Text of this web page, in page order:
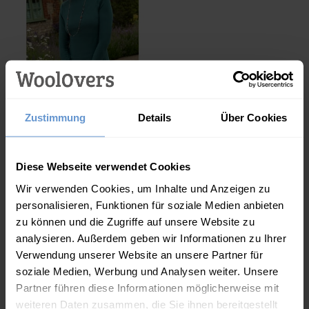
Zustimmung Details Über Cookies
Diese Webseite verwendet Cookies
Wir verwenden Cookies, um Inhalte und Anzeigen zu
personalisieren, Funktionen für soziale Medien anbieten
zu können und die Zugriffe auf unsere Website zu
analysieren. Außerdem geben wir Informationen zu Ihrer
Verwendung unserer Website an unsere Partner für
soziale Medien, Werbung und Analysen weiter. Unsere
Partner führen diese Informationen möglicherweise mit
weiteren Daten zusammen, die Sie ihnen bereitgestellt
Rollkragen
Beschreibung
Dieses bedruckte Cord-Hemdkleid besteht aus 100 %
Baumwolle und fühlt sich weich und bequem an. Es
verfügt über einen V-Ausschnitt, lange Ärmel und eine
funktionale Knopfleiste für einen klassischen Look. Der
Stufenrock sorgt für Bewegung, während der Allover-
Druck es hervorstechen lässt. Dieses vielseitige Midikleid